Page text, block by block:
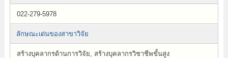
022-279-5978
ลักษณะเด่นของสาขาวิจัย
สร้างบุคลากรด้านการวิจัย, สร้างบุคลากรวิชาชีพขั้นสูง